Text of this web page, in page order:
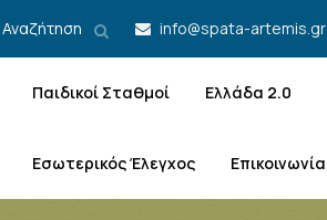
Αναζήτηση info@spata-artemis.gr
Παιδικοί Σταθμοί Ελλάδα 2.0
Εσωτερικός Έλεγχος Επικοινωνία